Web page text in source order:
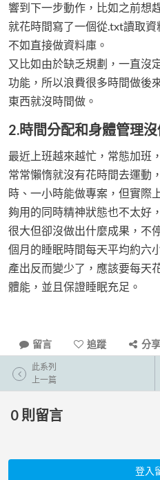
響到下一步動作，比如之前想
就花時間寫了一個從.txt讀取資
不如直接做資料庫。
又比如由於缺乏規劃，一直沒
功能，所以浪費很多時間做後
東西就沒時間做。
2.時間分配和身體管理
最近上班越來越忙，常態加班
常常懶惰就沒有花時間去運動
時、一小時能做專案，但實際
夠用的同時精神狀態也不太好
很大但卻沒做出什麼成果，不
個月的睡眠時間每天平均約六
產出反而變少了，應該要每天
體能，並且保證睡眠充足。
留言 追蹤 分享
此系列
上一篇
0 則留言
登入